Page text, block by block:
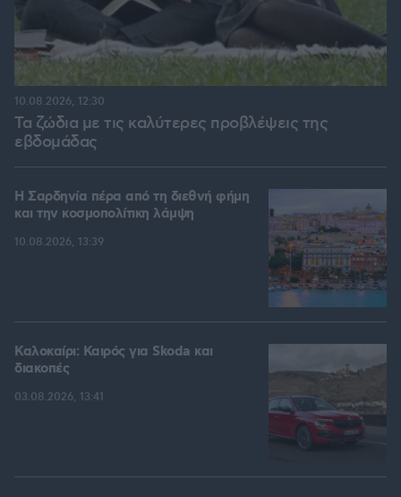
Τα ζώδια με τις καλύτερες προβλέψεις της
εβδομάδας
10.08.2026, 12:30
Η Σαρδηνία πέρα από τη διεθνή φήμη
και την κοσμοπολίτικη λάμψη
10.08.2026, 13:39
Καλοκαίρι: Καιρός για Skoda και
διακοπές
03.08.2026, 13:41